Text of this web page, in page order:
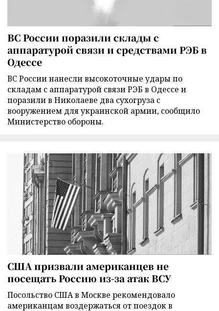
ВС России поразили склады с
аппаратурой связи и средствами РЭБ в
Одессе
ВС России нанесли высокоточные удары по
складам с аппаратурой связи РЭБ в Одессе и
поразили в Николаеве два сухогруза с
вооружением для украинской армии, сообщило
Министерство обороны.
США призвали американцев не
посещать Россию из-за атак ВСУ
Посольство США в Москве рекомендовало
американцам воздержаться от поездок в